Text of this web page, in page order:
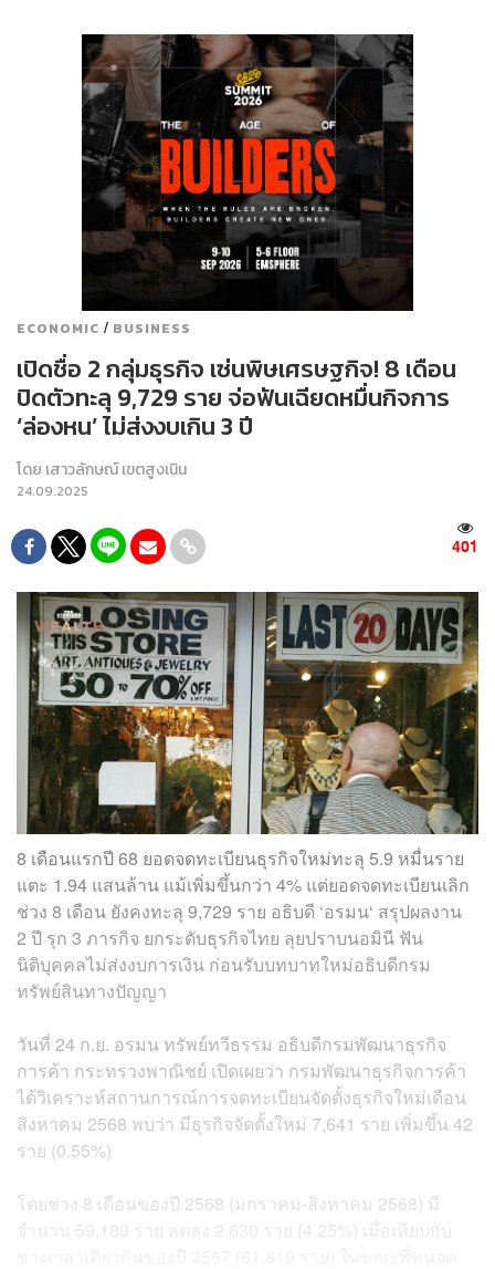
ECONOMIC / BUSINESS
เปิดชื่อ 2 กลุ่มธุรกิจ เซ่นพิษเศรษฐกิจ! 8 เดือน
ปิดตัวทะลุ 9,729 ราย จ่อฟันเฉียดหมื่นกิจการ
‘ล่องหน’ ไม่ส่งงบเกิน 3 ปี
โดย เสาวลักษณ์ เขตสูงเนิน
24.09.2025
401
8 เดือนแรกปี 68 ยอดจดทะเบียนธุรกิจใหม่ทะลุ 5.9 หมื่นราย
แตะ 1.94 แสนล้าน แม้เพิ่มขึ้นกว่า 4% แต่ยอดจดทะเบียนเลิก
ช่วง 8 เดือน ยังคงทะลุ 9,729 ราย อธิบดี ‘อรมน‘ สรุปผลงาน
2 ปี รุก 3 ภารกิจ ยกระดับธุรกิจไทย ลุยปราบนอมินี ฟัน
นิติบุคคลไม่ส่งงบการเงิน ก่อนรับบทบาทใหม่อธิบดีกรม
ทรัพย์สินทางปัญญา
วันที่ 24 ก.ย. อรมน ทรัพย์ทวีธรรม อธิบดีกรมพัฒนาธุรกิจ
การค้า กระทรวงพาณิชย์ เปิดเผยว่า กรมพัฒนาธุรกิจการค้า
ได้วิเคราะห์สถานการณ์การจดทะเบียนจัดตั้งธุรกิจใหม่เดือน
สิงหาคม 2568 พบว่า มีธุรกิจจัดตั้งใหม่ 7,641 ราย เพิ่มขึ้น 42
ราย (0.55%)
โดยช่วง 8 เดือนของปี 2568 (มกราคม-สิงหาคม 2568) มี
จำนวน 59,189 ราย ลดลง 2,630 ราย (4.25%) เมื่อเทียบกับ